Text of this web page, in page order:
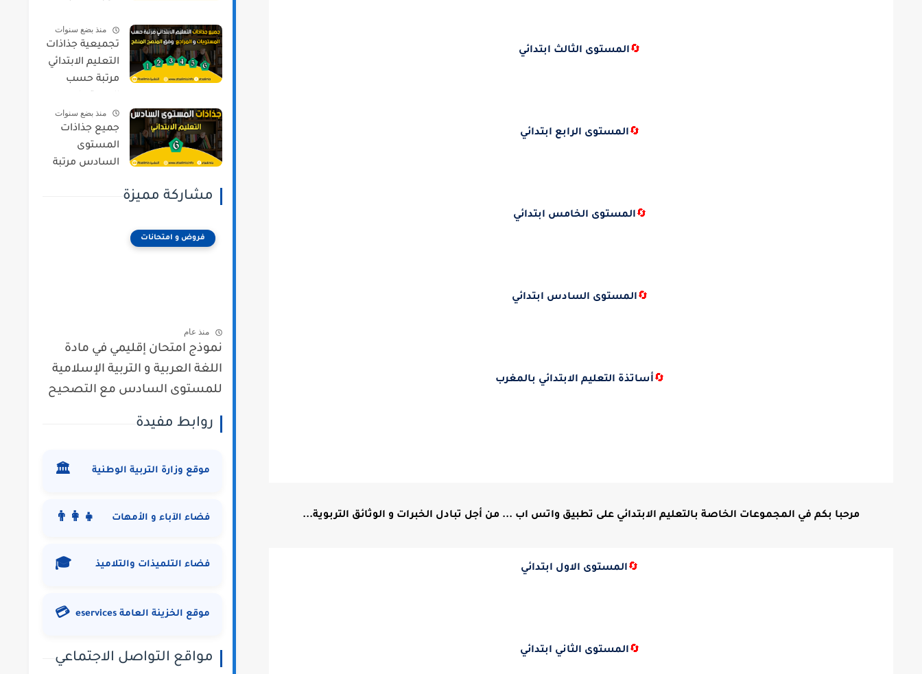
🔄المستوى الثالث ابتدائي
🔄المستوى الرابع ابتدائي
🔄المستوى الخامس ابتدائي
🔄المستوى السادس ابتدائي
🔄أساتذة التعليم الابتدائي بالمغرب
مرحبا بكم في المجموعات الخاصة بالتعليم الابتدائي على تطبيق واتس اب ... من أجل تبادل الخبرات و الوثائق التربوية...
🔄المستوى الاول ابتدائي
🔄المستوى الثاني ابتدائي
2021/2022
منذ بضع سنوات
تجميعية جذاذات
التعليم الابتدائي
مرتبة حسب
المراجع وفق
المنهج المنقح
منذ بضع سنوات
جميع جذاذات
المستوى
السادس مرتبة
مشاركة مميزة
فروض و امتحانات
منذ عام
نموذج امتحان إقليمي في مادة
اللغة العربية و التربية الإسلامية
للمستوى السادس مع التصحيح
روابط مفيدة
موقع وزارة التربية الوطنية 🏛️
فضاء الآباء و الأمهات 👨‍👩‍👧
فضاء التلميذات والتلاميذ 🎓
موقع الخزينة العامة eservices 💳
مواقع التواصل الاجتماعي